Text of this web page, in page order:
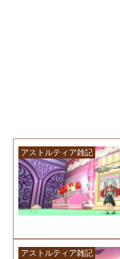
アストルティア雑記
アストルティア雑記